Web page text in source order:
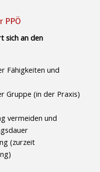
PPÖ
sich an den
Fähigkeiten und
Gruppe (in der Praxis)
vermeiden und
(zurzeit